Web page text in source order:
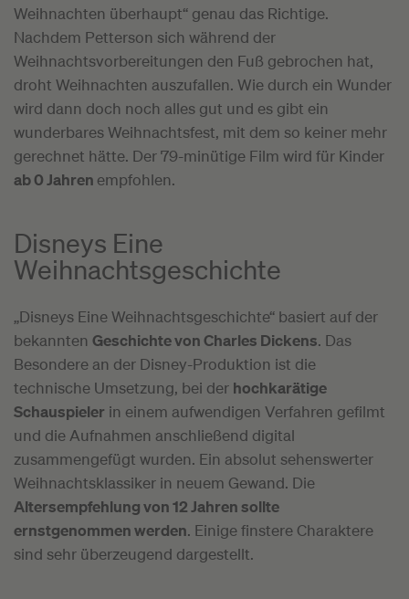
Weihnachten überhaupt“ genau das Richtige.
Nachdem Petterson sich während der
Weihnachtsvorbereitungen den Fuß gebrochen hat,
droht Weihnachten auszufallen. Wie durch ein Wunder
wird dann doch noch alles gut und es gibt ein
wunderbares Weihnachtsfest, mit dem so keiner mehr
gerechnet hätte. Der 79-minütige Film wird für Kinder
ab 0 Jahren empfohlen.
Disneys Eine
Weihnachtsgeschichte
„Disneys Eine Weihnachtsgeschichte“ basiert auf der
bekannten Geschichte von Charles Dickens. Das
Besondere an der Disney-Produktion ist die
technische Umsetzung, bei der hochkarätige
Schauspieler in einem aufwendigen Verfahren gefilmt
und die Aufnahmen anschließend digital
zusammengefügt wurden. Ein absolut sehenswerter
Weihnachtsklassiker in neuem Gewand. Die
Altersempfehlung von 12 Jahren sollte
ernstgenommen werden. Einige finstere Charaktere
sind sehr überzeugend dargestellt.